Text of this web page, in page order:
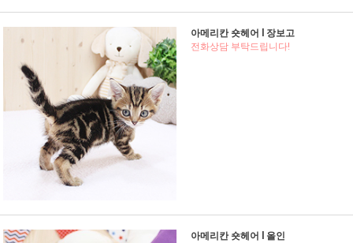
아메리칸 숏헤어 l 장보고
전화상담 부탁드립니다!
아메리칸 숏헤어 l 올인